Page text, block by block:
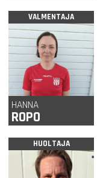
VALMENTAJA
HANNA
ROPO
HUOLTAJA